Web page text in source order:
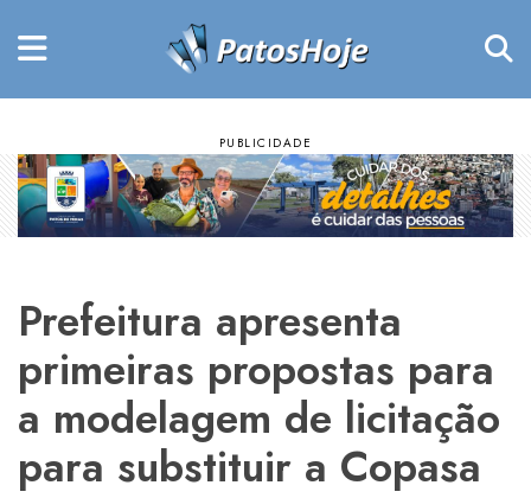
Prefeitura apresenta
primeiras propostas para
a modelagem de licitação
para substituir a Copasa